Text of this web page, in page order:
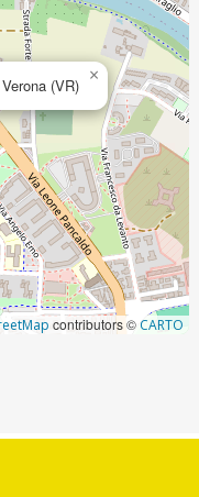
(VR) ×
contributors ©CARTO